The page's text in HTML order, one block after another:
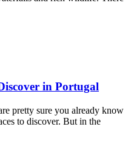
in Portugal
pretty sure you already know
to discover. But in the